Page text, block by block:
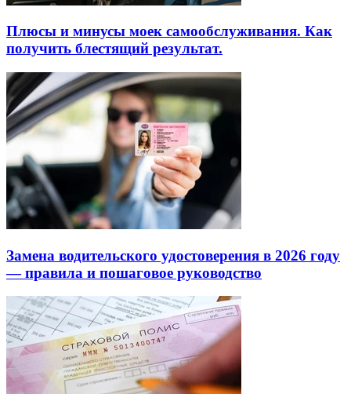
Плюсы и минусы моек самообслуживания. Как
получить блестящий результат.
Замена водительского удостоверения в 2026 году
— правила и пошаговое руководство